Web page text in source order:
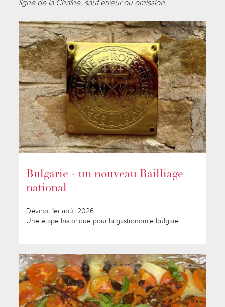
ligne de la Chaîne, sauf erreur ou omission.
Bulgarie - un nouveau Bailliage
national
Devino, 1er août 2026
Une étape historique pour la gastronomie bulgare